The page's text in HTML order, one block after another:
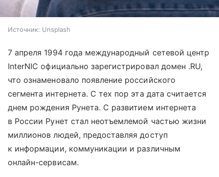
Источник: Unsplash
7 апреля 1994 года международный сетевой центр
InterNIC официально зарегистрировал домен .RU,
что ознаменовало появление российского
сегмента интернета. С тех пор эта дата считается
днем рождения Рунета. С развитием интернета
в России Рунет стал неотъемлемой частью жизни
миллионов людей, предоставляя доступ
к информации, коммуникации и различным
онлайн-сервисам.​